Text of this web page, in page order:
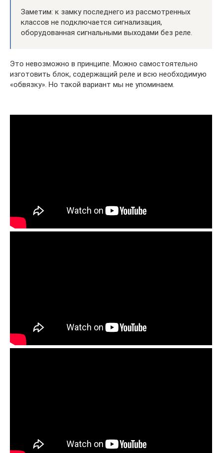
Заметим: к замку последнего из рассмотренных
классов не подключается сигнализация,
оборудованная сигнальными выходами без реле.
Это невозможно в принципе. Можно самостоятельно
изготовить блок, содержащий реле и всю необходимую
«обвязку». Но такой вариант мы не упоминаем.